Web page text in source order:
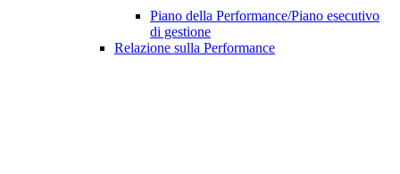
Piano della Performance/Piano esecutivo
di gestione
Relazione sulla Performance